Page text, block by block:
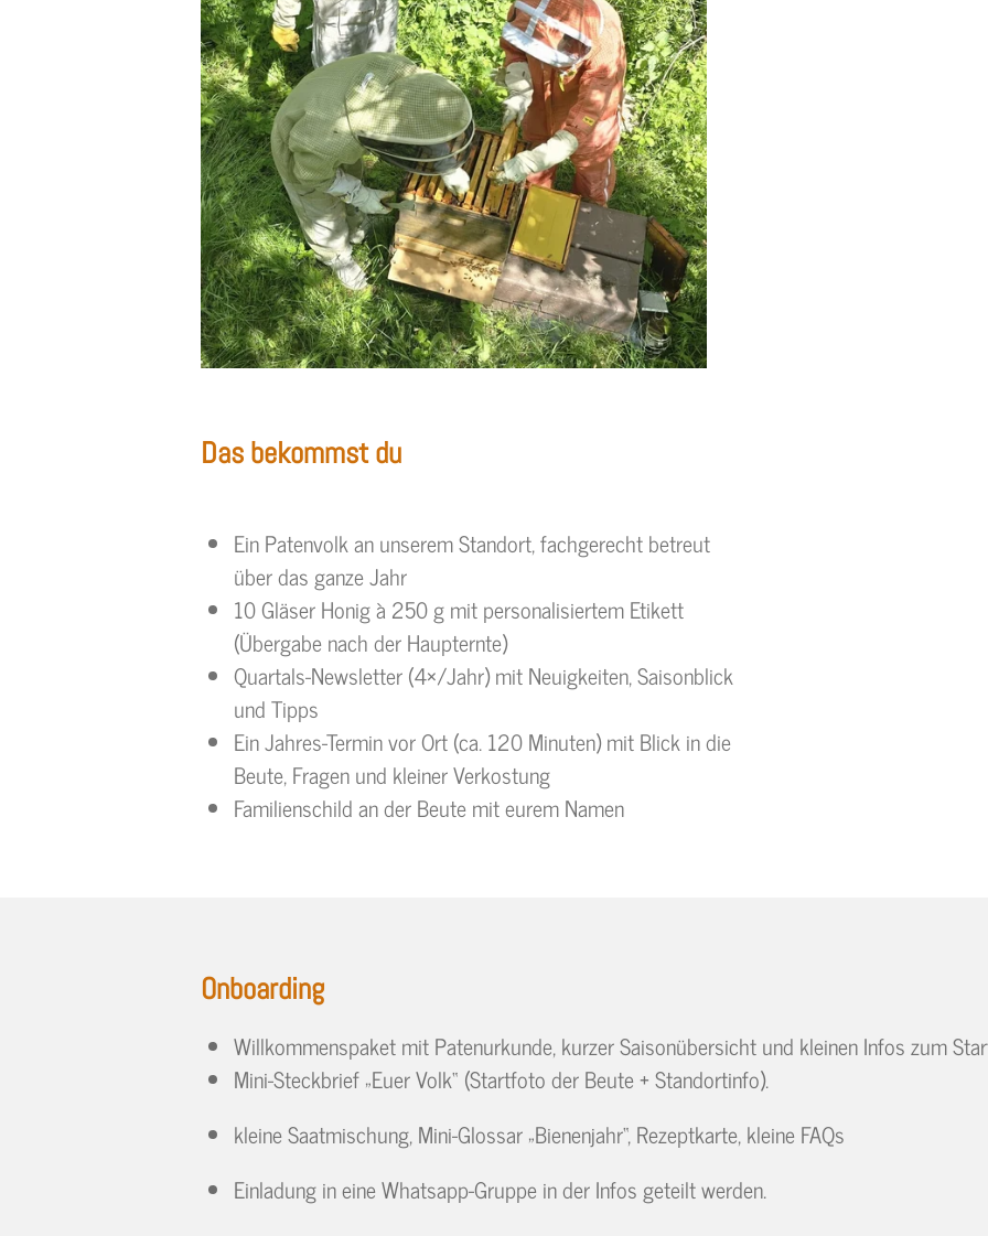
Das bekommst du
Ein Patenvolk an unserem Standort, fachgerecht betreut
über das ganze Jahr
10 Gläser Honig à 250 g mit personalisiertem Etikett
(Übergabe nach der Haupternte)
Quartals-Newsletter (4×/Jahr) mit Neuigkeiten, Saisonblick
und Tipps
Ein Jahres-Termin vor Ort (ca. 120 Minuten) mit Blick in die
Beute, Fragen und kleiner Verkostung
Familienschild an der Beute mit eurem Namen
Onboarding
Willkommenspaket mit Patenurkunde, kurzer Saisonübersicht und kleinen Infos zum
Mini-Steckbrief „Euer Volk“ (Startfoto der Beute + Standortinfo).
kleine Saatmischung, Mini-Glossar „Bienenjahr“, Rezeptkarte, kleine FAQs
Einladung in eine Whatsapp-Gruppe in der Infos geteilt werden.